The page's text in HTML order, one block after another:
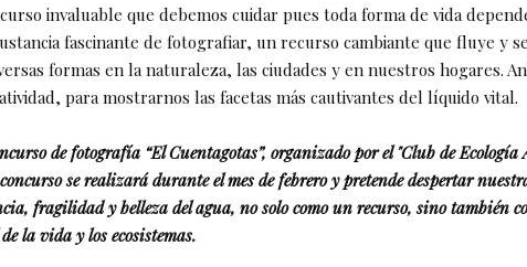
invaluable que debemos cuidar pues toda forma de vida
fascinante de fotografiar, un recurso cambiante que fluye y se
formas en la naturaleza, las ciudades y en nuestros hogares.
para mostrarnos las facetas más cautivantes del líquido vital.
de fotografía “El Cuentagotas”, organizado por el "Club de Ecología
se realizará durante el mes de febrero y pretende despertar
fragilidad y belleza del agua, no solo como un recurso, sino también
la vida y los ecosistemas.